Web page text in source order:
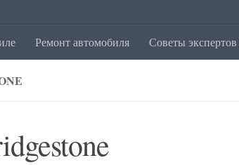
Ремонт автомобиля Советы экспертов